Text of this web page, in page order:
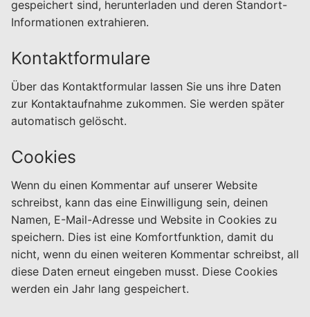
gespeichert sind, herunterladen und deren Standort-
Informationen extrahieren.
Kontaktformulare
Über das Kontaktformular lassen Sie uns ihre Daten
zur Kontaktaufnahme zukommen. Sie werden später
automatisch gelöscht.
Cookies
Wenn du einen Kommentar auf unserer Website
schreibst, kann das eine Einwilligung sein, deinen
Namen, E-Mail-Adresse und Website in Cookies zu
speichern. Dies ist eine Komfortfunktion, damit du
nicht, wenn du einen weiteren Kommentar schreibst, all
diese Daten erneut eingeben musst. Diese Cookies
werden ein Jahr lang gespeichert.